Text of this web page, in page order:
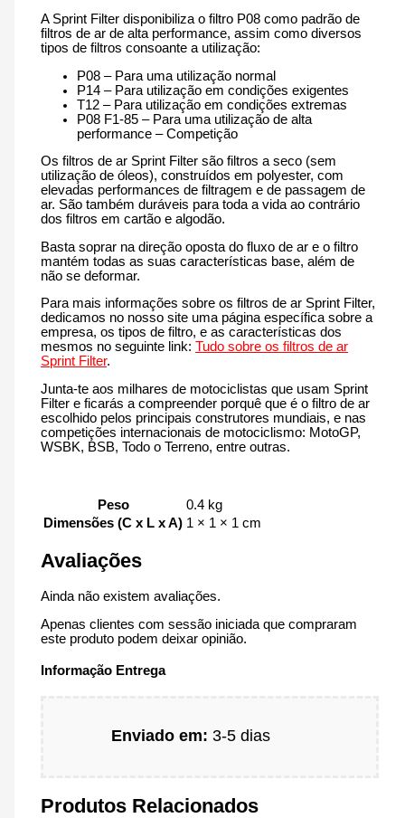
A Sprint Filter disponibiliza o filtro P08 como padrão de
filtros de ar de alta performance, assim como diversos
tipos de filtros consoante a utilização:
P08 – Para uma utilização normal
P14 – Para utilização em condições exigentes
T12 – Para utilização em condições extremas
P08 F1-85 – Para uma utilização de alta
performance – Competição
Os filtros de ar Sprint Filter são filtros a seco (sem
utilização de óleos), construídos em polyester, com
elevadas performances de filtragem e de passagem de
ar. São também duráveis para toda a vida ao contrário
dos filtros em cartão e algodão.
Basta soprar na direção oposta do fluxo de ar e o filtro
mantém todas as suas características base, além de
não se deformar.
Para mais informações sobre os filtros de ar Sprint Filter,
dedicamos no nosso site uma página específica sobre a
empresa, os tipos de filtro, e as características dos
mesmos no seguinte link:Tudo sobre os filtros de ar
Sprint Filter.
Junta-te aos milhares de motociclistas que usam Sprint
Filter e ficarás a compreender porquê que é o filtro de ar
escolhido pelos principais construtores mundiais, e nas
competições internacionais de motociclismo: MotoGP,
WSBK, BSB, Todo o Terreno, entre outras.
Peso
0.4 kg
Dimensões (C x L x A) 1 × 1 × 1 cm
Avaliações
Ainda não existem avaliações.
Apenas clientes com sessão iniciada que compraram
este produto podem deixar opinião.
Informação Entrega
Enviado em: 3-5 dias
Produtos Relacionados